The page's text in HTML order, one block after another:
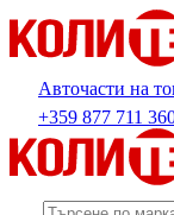
Авточасти на
+359 877 711